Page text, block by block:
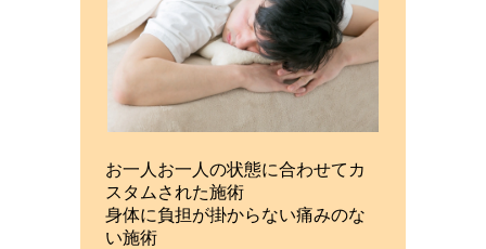
お一人お一人の状態に合わせてカ
スタムされた施術
身体に負担が掛からない痛みのな
い施術